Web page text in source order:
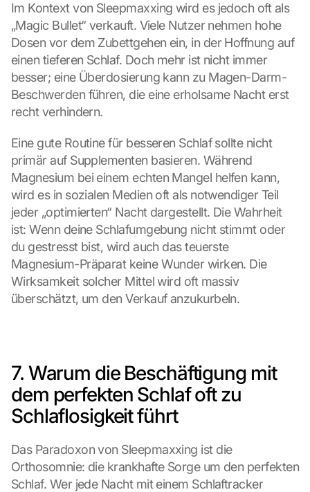
Im Kontext von Sleepmaxxing wird es jedoch oft als
„Magic Bullet“ verkauft. Viele Nutzer nehmen hohe
Dosen vor dem Zubettgehen ein, in der Hoffnung auf
einen tieferen Schlaf. Doch mehr ist nicht immer
besser; eine Überdosierung kann zu Magen-Darm-
Beschwerden führen, die eine erholsame Nacht erst
recht verhindern.
Eine gute Routine für besseren Schlaf sollte nicht
primär auf Supplementen basieren. Während
Magnesium bei einem echten Mangel helfen kann,
wird es in sozialen Medien oft als notwendiger Teil
jeder „optimierten“ Nacht dargestellt. Die Wahrheit
ist: Wenn deine Schlafumgebung nicht stimmt oder
du gestresst bist, wird auch das teuerste
Magnesium-Präparat keine Wunder wirken. Die
Wirksamkeit solcher Mittel wird oft massiv
überschätzt, um den Verkauf anzukurbeln.
7. Warum die Beschäftigung mit
dem perfekten Schlaf oft zu
Schlaflosigkeit führt
Das Paradoxon von Sleepmaxxing ist die
Orthosomnie: die krankhafte Sorge um den perfekten
Schlaf. Wer jede Nacht mit einem Schlaftracker